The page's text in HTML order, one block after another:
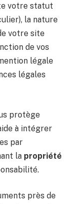
votre statut
la nature
votre site
de vos
légale
légales
protège
à intégrer
par
la propriété
près de